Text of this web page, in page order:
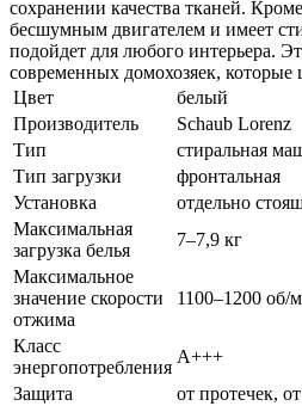
сохранении качества тканей.
бесшумным двигателем и имеет
подойдет для любого интерьера.
современных домохозяек, которые
Цвет
белый
Производитель
Schaub Lorenz
Тип
стиральная
Тип загрузки
фронтальная
Установка
отдельно
Максимальная
загрузка белья
7–7,9 кг
Максимальное
значение скорости
отжима
1100–1200 об/
Класс
энергопотребления
A+++
Защита
от протечек,